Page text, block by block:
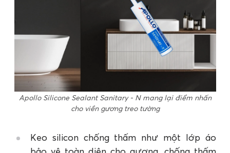
Apollo Silicone Sealant Sanitary - N mang lại điểm nhấn
cho viền gương treo tường
Keo silicon chống thấm như một lớp áo